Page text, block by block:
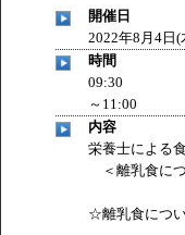
「みなづる号乗
開催日
2022年8月4日(
時間
09:30
～11:00
内容
栄養士による
＜離乳食に
☆離乳食につ